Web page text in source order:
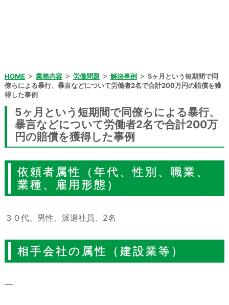
HOME> 業務内容> 労働問題 > 解決事例> 5ヶ月という短期間で同
僚らによる暴行、暴言などについて労働者2名で合計200万円の賠償を獲
得した事例
5ヶ月という短期間で同僚らによる暴行、
暴言などについて労働者2名で合計200万
円の賠償を獲得した事例
依頼者属性（年代、性別、職業、
業種、雇用形態）
３０代、男性、派遣社員、2名
相手会社の属性（建設業等）
―